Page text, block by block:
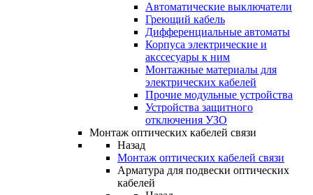
Автоматические выключатели
Греющий кабель
Дифференциальные автоматы
Корпуса электрические и
акссесуары к ним
Монтажные материалы для
электрических кабелей
Прочие модульные устройства
Устройства защитного
отключения УЗО
Монтаж оптических кабелей связи
Назад
Монтаж оптических кабелей связи
Арматура для подвески оптических
кабелей